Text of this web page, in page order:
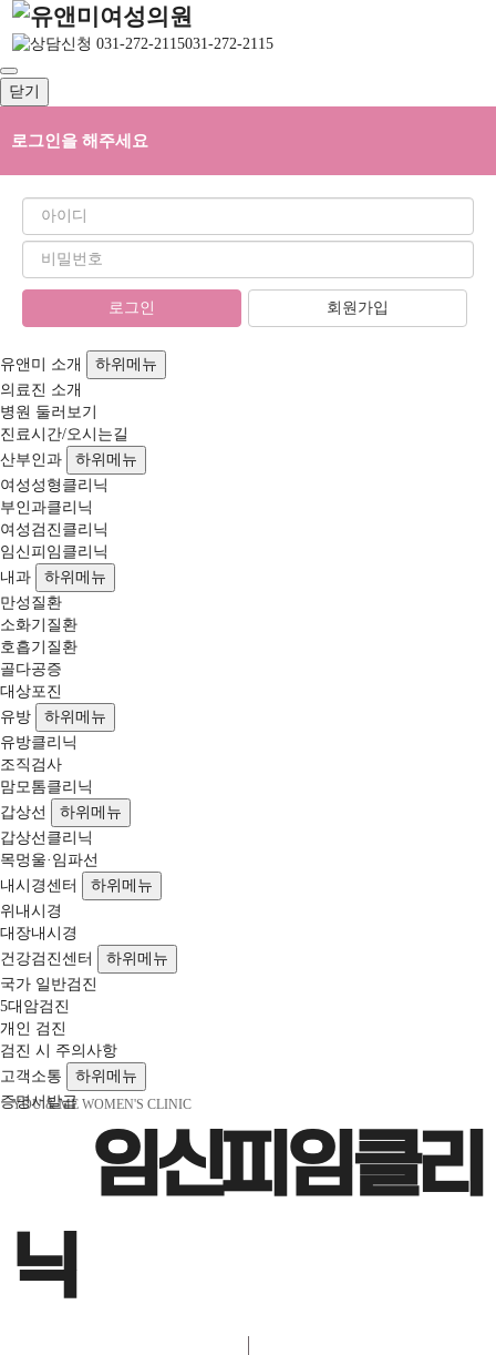
031-272-2115
닫기
로그인을 해주세요
회원가입
유앤미 소개
하위메뉴
의료진 소개
병원 둘러보기
진료시간/오시는길
산부인과
하위메뉴
여성성형클리닉
부인과클리닉
여성검진클리닉
임신피임클리닉
내과
하위메뉴
만성질환
소화기질환
호흡기질환
골다공증
대상포진
유방
하위메뉴
유방클리닉
조직검사
맘모톰클리닉
갑상선
하위메뉴
갑상선클리닉
목멍울·임파선
내시경센터
하위메뉴
위내시경
대장내시경
건강검진센터
하위메뉴
국가 일반검진
5대암검진
개인 검진
검진 시 주의사항
고객소통
하위메뉴
증명서발급
YOU & ME WOMEN'S CLINIC
– 임신피임클리
닉